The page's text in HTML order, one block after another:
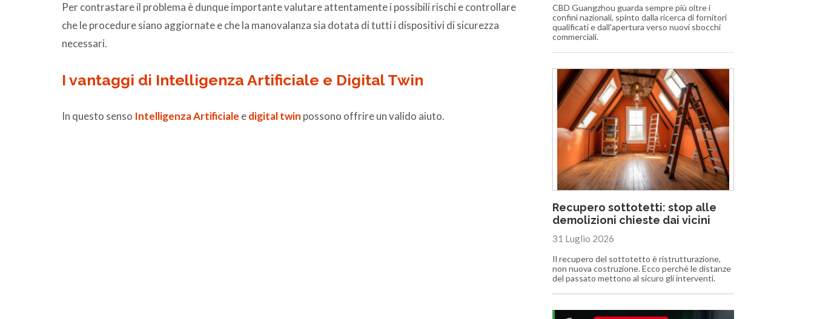
Per contrastare il problema è dunque importante valutare attentamente i possibili rischi e controllare
che le procedure siano aggiornate e che la manovalanza sia dotata di tutti i dispositivi di sicurezza
necessari.
I vantaggi di Intelligenza Artificiale e Digital Twin
In questo senso Intelligenza Artificiale edigital twin possono offrire un valido aiuto.
CBD Guangzhou guarda sempre più oltre i
confini nazionali, spinto dalla ricerca di fornitori
qualificati e dall'apertura verso nuovi sbocchi
commerciali.
Recupero sottotetti: stop alle
demolizioni chieste dai vicini
31 Luglio 2026
Il recupero del sottotetto è ristrutturazione,
non nuova costruzione. Ecco perché le distanze
del passato mettono al sicuro gli interventi.